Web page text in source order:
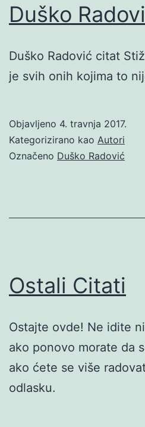
Duško
Duško Radović citat
je svih onih kojima to
Objavljeno 4. travnja 2017.
Kategorizirano kao Autori
Označeno Duško Radović
Ostali Citati
Ostajte ovde! Ne idite
ako ponovo morate da
ako ćete se više
odlasku.